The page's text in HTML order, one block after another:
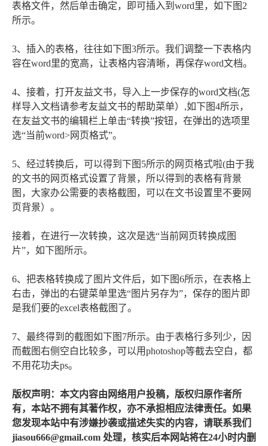
表格文件，然后单击确定，即可插入到word里，如下图2
所示。
3、插入的表格，往往如下图3所示。我们调整一下表格内
容在word里的宽高，让表格内容清晰，再保存word文档。
4、接着，打开友益文书，导入上一步保存的word文档(怎
样导入文档请参考友益文书的帮助菜单）,如下图4所示，
在友益文书的编辑栏上单击“转换”按钮，在弹出的选项里
选“当前word>网页格式”。
5、经过转换后，可以得到下图5所示的网页格式啦(由于我
的文书的网页格式设置了背景，所以得到的表格有背景
图，大家办公需要的表格截图，可以在文书设置里不要网
页背景）。
接着，在进行一次转换，这次是选“当前网页转换成图
片”，如下图所示。
6、把表格转换成了图片文件后，如下图6所示，在表格上
右击，弹出的右键菜单里选“图片另存为”，保存的图片即
是我们要的excel表格截图了。
7、最终得到的截图如下图7所示。由于表格行多列少，因
而截图右侧空白比较多，可以用photoshop等截去空白，都
不用花功夫ps。
版权声明：本文内容由网络用户投稿，版权归原作者所
有，本站不拥有其著作权，亦不承担相应法律责任。如果
您发现本站中有涉嫌抄袭或描述失实的内容，请联系我们
jiasou666@gmail.com 处理，核实后本网站将在24小时内删